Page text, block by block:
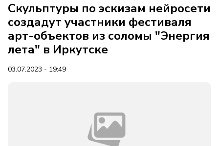
Скульптуры по эскизам нейросети
создадут участники фестиваля
арт-объектов из соломы "Энергия
лета" в Иркутске
03.07.2023 - 19:49